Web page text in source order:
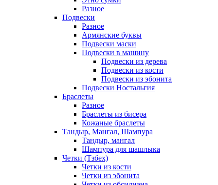
Разное
Подвески
Разное
Армянские буквы
Подвески маски
Подвески в машину
Подвески из дерева
Подвески из кости
Подвески из эбонита
Подвески Ностальгия
Браслеты
Разное
Браслеты из бисера
Кожаные браслеты
Тандыр, Мангал, Шампура
Тандыр, мангал
Шампура для шашлыка
Четки (Тзбех)
Четки из кости
Четки из эбонита